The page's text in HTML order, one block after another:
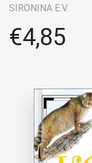
SIRONINA E.V.
€4,85